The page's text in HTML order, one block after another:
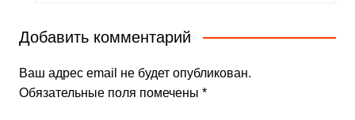
Добавить комментарий
Ваш адрес email не будет опубликован.
Обязательные поля помечены *